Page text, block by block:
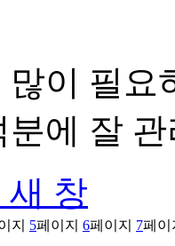
많이 필요
분에 잘
새 창
지 5페이지 6페이지 7페이